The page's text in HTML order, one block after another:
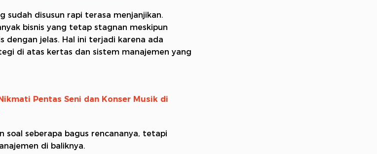
sudah disusun rapi terasa menjanjikan.
bisnis yang tetap stagnan meskipun
dengan jelas. Hal ini terjadi karena ada
di atas kertas dan sistem manajemen yang
Pentas Seni dan Konser Musik di
soal seberapa bagus rencananya, tetapi
di baliknya.